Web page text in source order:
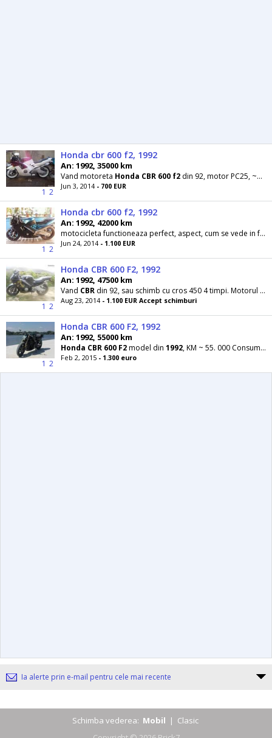
1 2
Honda cbr 600 f2, 1992
An: 1992, 35000 km
Vand motoreta Honda CBR 600 f2 din 92, motor PC25, ~100 cai, Acte OK (eu sunt proprietarul din acte
Jun 3, 2014 - 700 EUR
1 2
Honda cbr 600 f2, 1992
An: 1992, 42000 km
motocicleta functioneaza perfect, aspect, cum se vede in foto, consumabile skimbate, cauciucuri fata 45%. . spate 80%cei care doresc sa o vada ,...
Jun 24, 2014 - 1.100 EUR
1 2
Honda CBR 600 F2, 1992
An: 1992, 47500 km
Vand CBR din 92, sau schimb cu cros 450 4 timpi. Motorul este in stare buna, se accepta orice test
Aug 23, 2014 - 1.100 EUR Accept schimburi
1 2
Honda CBR 600 F2, 1992
An: 1992, 55000 km
Honda CBR 600 F2model din 1992, KM ~ 55. 000 Consumabile schimbate anul trecut in august, placute
Feb 2, 2015 - 1.300 euro
Ia alerte prin e-mail pentru cele mai recente
Schimba vederea: Mobil | Clasic